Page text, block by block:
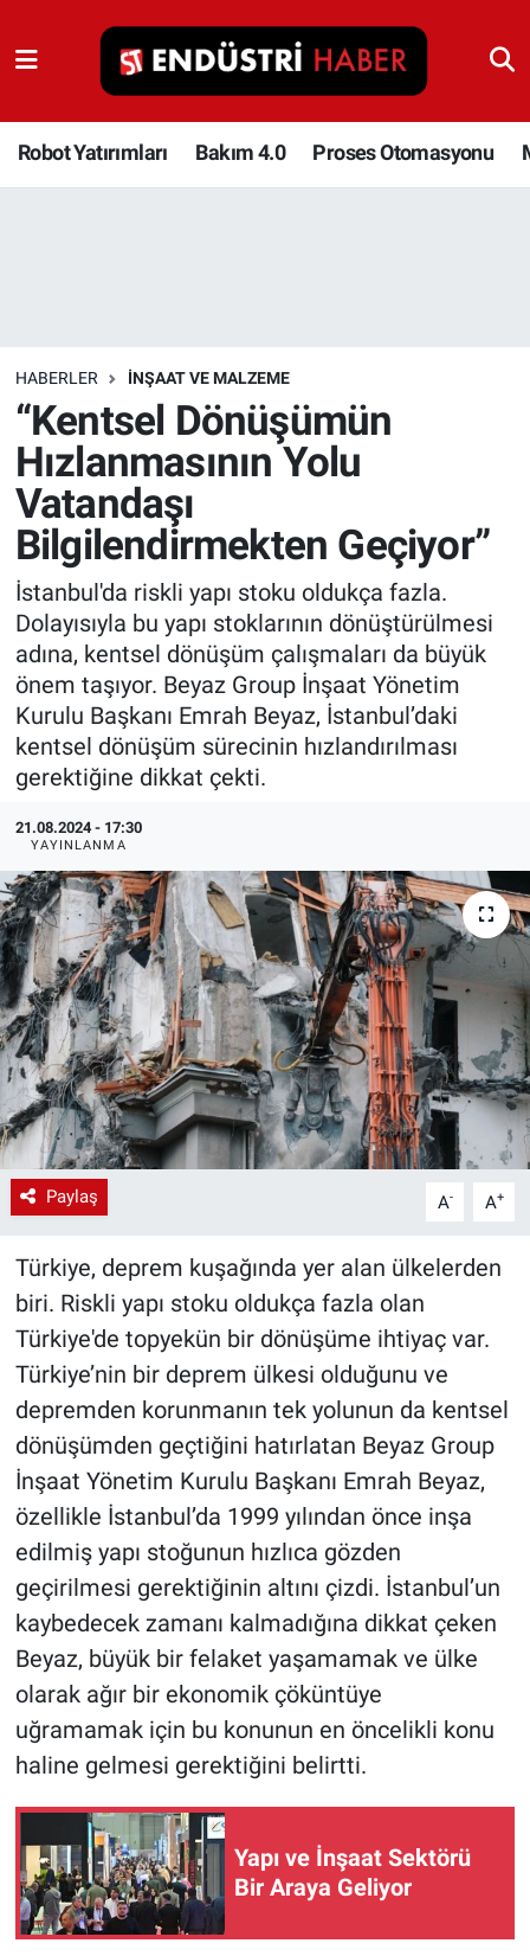
Robot Yatırımları Bakım 4.0 Proses Otomasyonu
HABERLER İNŞAAT VE MALZEME
“Kentsel Dönüşümün
Hızlanmasının Yolu
Vatandaşı
Bilgilendirmekten Geçiyor”
İstanbul'da riskli yapı stoku oldukça fazla.
Dolayısıyla bu yapı stoklarının dönüştürülmesi
adına, kentsel dönüşüm çalışmaları da büyük
önem taşıyor. Beyaz Group İnşaat Yönetim
Kurulu Başkanı Emrah Beyaz, İstanbul’daki
kentsel dönüşüm sürecinin hızlandırılması
gerektiğine dikkat çekti.
21.08.2024 - 17:30
YAYINLANMA
Paylaş A- A+
Türkiye, deprem kuşağında yer alan ülkelerden
biri. Riskli yapı stoku oldukça fazla olan
Türkiye'de topyekün bir dönüşüme ihtiyaç var.
Türkiye’nin bir deprem ülkesi olduğunu ve
depremden korunmanın tek yolunun da kentsel
dönüşümden geçtiğini hatırlatan Beyaz Group
İnşaat Yönetim Kurulu Başkanı Emrah Beyaz,
özellikle İstanbul’da 1999 yılından önce inşa
edilmiş yapı stoğunun hızlıca gözden
geçirilmesi gerektiğinin altını çizdi. İstanbul’un
kaybedecek zamanı kalmadığına dikkat çeken
Beyaz, büyük bir felaket yaşamamak ve ülke
olarak ağır bir ekonomik çöküntüye
uğramamak için bu konunun en öncelikli konu
haline gelmesi gerektiğini belirtti.
Yapı ve İnşaat Sektörü
Bir Araya Geliyor
Robot Yatırımları
Bakım 4.0
Depolama Çözümleri
İnşaat ve Malzeme
HaberOrtak
EndüstriST
Enerjisini Üreten Fabrikalar
Endüstri 4.0 Uygulamaları
Ağır Sanayi Çözümleri